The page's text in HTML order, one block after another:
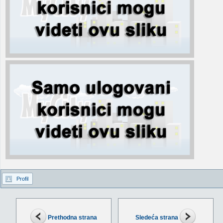
Prethodna strana Sledeća strana
Profil